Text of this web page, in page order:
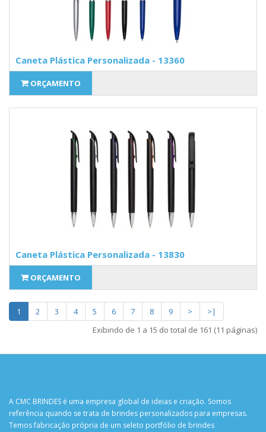
Caneta Plástica Personalizada - 13360
ORÇAMENTO
Caneta Plástica Personalizada - 13830
ORÇAMENTO
1 2 3 4 5 6 7 8 9 >
>|
Exibindo de 1 a 15 do total de 161 (11 páginas)
A CMC BRINDES é uma empresa global de ideias e criação. Somos
referência quando se trata de brindes personalizados para empresas.
Temos fabricação própria de um seleto portfólio de brindes